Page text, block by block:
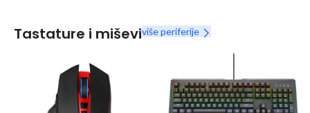
Tastature i miševiviše periferije